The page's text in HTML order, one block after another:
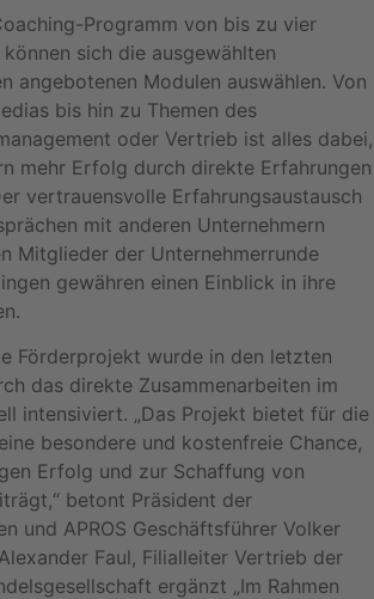
Programm von bis zu vier
sich die ausgewählten
angebotenen Modulen auswählen. Von
bis hin zu Themen des
oder Vertrieb ist alles dabei,
mehr Erfolg durch direkte Erfahrungen
vertrauensvolle Erfahrungsaustausch
mit anderen Unternehmern
Mitglieder der Unternehmerrunde
gewähren einen Einblick in ihre
Förderprojekt wurde in den letzten
das direkte Zusammenarbeiten im
intensiviert. „Das Projekt bietet für die
besondere und kostenfreie Chance,
Erfolg und zur Schaffung von
betont Präsident der
und APROS Geschäftsführer Volker
Faul, Filialleiter Vertrieb der
ergänzt „Im Rahmen